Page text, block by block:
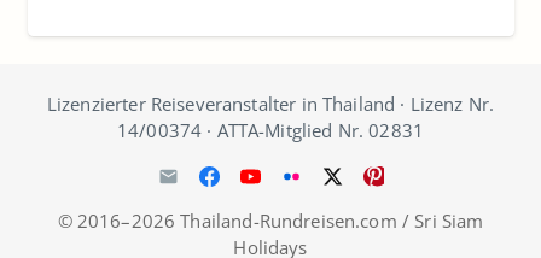
Lizenzierter Reiseveranstalter in Thailand · Lizenz Nr.
14/00374 · ATTA-Mitglied Nr. 02831
© 2016–2026 Thailand-Rundreisen.com / Sri Siam
Holidays